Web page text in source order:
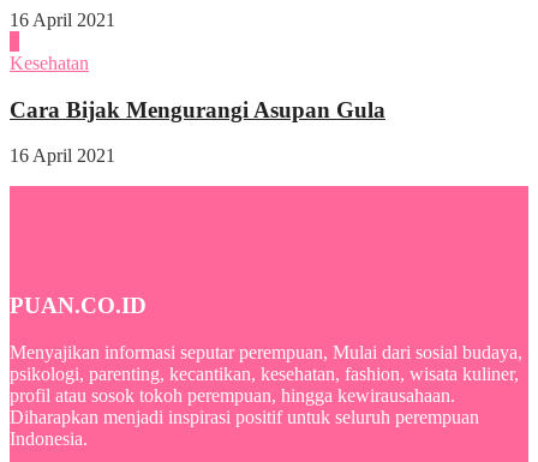
16 April 2021
Kesehatan
Cara Bijak Mengurangi Asupan Gula
16 April 2021
PUAN.CO.ID
Menyajikan informasi seputar perempuan, Mulai dari sosial budaya,
psikologi, parenting, kecantikan, kesehatan, fashion, wisata kuliner,
profil atau sosok tokoh perempuan, hingga kewirausahaan.
Diharapkan menjadi inspirasi positif untuk seluruh perempuan
Indonesia.